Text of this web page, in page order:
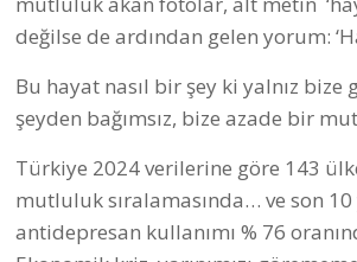
değilse de ardından gelen yorum:
Bu hayat nasıl bir şey ki yalnız bize
şeyden bağımsız, bize azade bir
Türkiye 2024 verilerine göre 143
mutluluk sıralamasında… ve son 10
antidepresan kullanımı % 76